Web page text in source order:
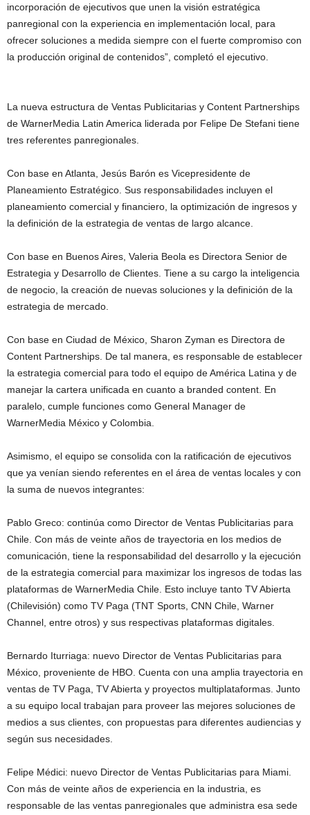
incorporación de ejecutivos que unen la visión estratégica
panregional con la experiencia en implementación local, para
ofrecer soluciones a medida siempre con el fuerte compromiso con
la producción original de contenidos”, completó el ejecutivo.
La nueva estructura de Ventas Publicitarias y Content Partnerships
de WarnerMedia Latin America liderada por Felipe De Stefani tiene
tres referentes panregionales.
Con base en Atlanta, Jesús Barón es Vicepresidente de
Planeamiento Estratégico. Sus responsabilidades incluyen el
planeamiento comercial y financiero, la optimización de ingresos y
la definición de la estrategia de ventas de largo alcance.
Con base en Buenos Aires, Valeria Beola es Directora Senior de
Estrategia y Desarrollo de Clientes. Tiene a su cargo la inteligencia
de negocio, la creación de nuevas soluciones y la definición de la
estrategia de mercado.
Con base en Ciudad de México, Sharon Zyman es Directora de
Content Partnerships. De tal manera, es responsable de establecer
la estrategia comercial para todo el equipo de América Latina y de
manejar la cartera unificada en cuanto a branded content. En
paralelo, cumple funciones como General Manager de
WarnerMedia México y Colombia.
Asimismo, el equipo se consolida con la ratificación de ejecutivos
que ya venían siendo referentes en el área de ventas locales y con
la suma de nuevos integrantes:
Pablo Greco: continúa como Director de Ventas Publicitarias para
Chile. Con más de veinte años de trayectoria en los medios de
comunicación, tiene la responsabilidad del desarrollo y la ejecución
de la estrategia comercial para maximizar los ingresos de todas las
plataformas de WarnerMedia Chile. Esto incluye tanto TV Abierta
(Chilevisión) como TV Paga (TNT Sports, CNN Chile, Warner
Channel, entre otros) y sus respectivas plataformas digitales.
Bernardo Iturriaga: nuevo Director de Ventas Publicitarias para
México, proveniente de HBO. Cuenta con una amplia trayectoria en
ventas de TV Paga, TV Abierta y proyectos multiplataformas. Junto
a su equipo local trabajan para proveer las mejores soluciones de
medios a sus clientes, con propuestas para diferentes audiencias y
según sus necesidades.
Felipe Médici: nuevo Director de Ventas Publicitarias para Miami.
Con más de veinte años de experiencia en la industria, es
responsable de las ventas panregionales que administra esa sede